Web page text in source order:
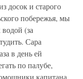
досок и старого
побережья, мы
(за
Сара
в день ей
по палубе,
капитана